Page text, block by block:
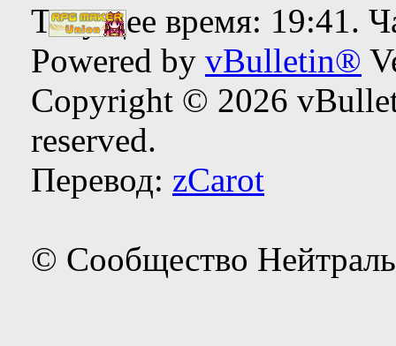
Текущее время: 19:41 .
Powered by vBulletin®
Copyright © 2026
reserved.
Перевод: zCarot
© Сообщество